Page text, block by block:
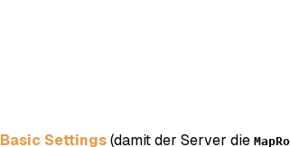
Basic Settings(damit der Server die